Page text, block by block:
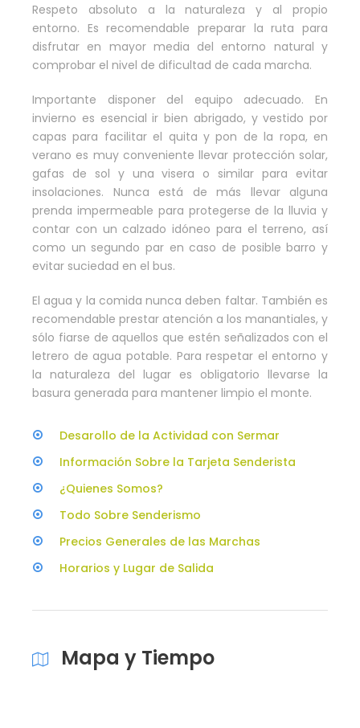
Respeto absoluto a la naturaleza y al propio
entorno. Es recomendable preparar la ruta para
disfrutar en mayor media del entorno natural y
comprobar el nivel de dificultad de cada marcha.
Importante disponer del equipo adecuado. En
invierno es esencial ir bien abrigado, y vestido por
capas para facilitar el quita y pon de la ropa, en
verano es muy conveniente llevar protección solar,
gafas de sol y una visera o similar para evitar
insolaciones. Nunca está de más llevar alguna
prenda impermeable para protegerse de la lluvia y
contar con un calzado idóneo para el terreno, así
como un segundo par en caso de posible barro y
evitar suciedad en el bus.
El agua y la comida nunca deben faltar. También es
recomendable prestar atención a los manantiales, y
sólo fiarse de aquellos que estén señalizados con el
letrero de agua potable. Para respetar el entorno y
la naturaleza del lugar es obligatorio llevarse la
basura generada para mantener limpio el monte.
Desarollo de la Actividad con Sermar
Información Sobre la Tarjeta Senderista
¿Quienes Somos?
Todo Sobre Senderismo
Precios Generales de las Marchas
Horarios y Lugar de Salida
Mapa y Tiempo